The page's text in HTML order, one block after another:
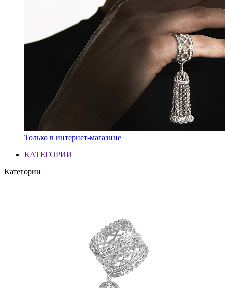
Только в интернет-магазине
КАТЕГОРИИ
Категории